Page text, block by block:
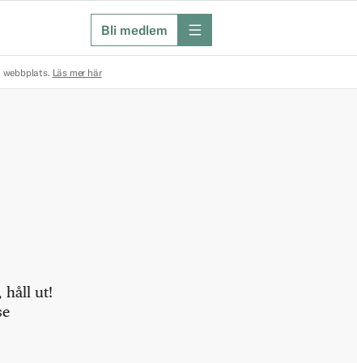
Bli medlem meny
webbplats. Läs mer här
håll ut!